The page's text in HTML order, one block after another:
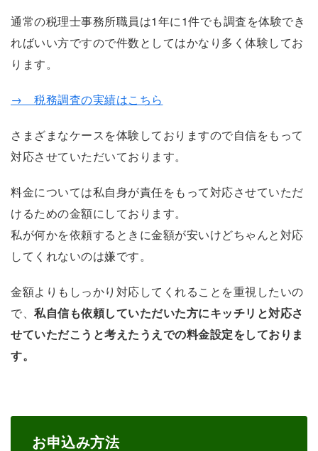
通常の税理士事務所職員は1年に1件でも調査を体験でき
ればいい方ですので件数としてはかなり多く体験してお
ります。
→ 税務調査の実績はこちら
さまざまなケースを体験しておりますので自信をもって
対応させていただいております。
料金については私自身が責任をもって対応させていただ
けるための金額にしております。
私が何かを依頼するときに金額が安いけどちゃんと対応
してくれないのは嫌です。
金額よりもしっかり対応してくれることを重視したいの
で、 私自信も依頼していただいた方にキッチリと対応さ
せていただこうと考えたうえでの料金設定をしておりま
す。
お申込み方法